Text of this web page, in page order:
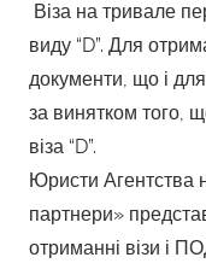
Віза на тривале
виду “D”. Для
документи, що і
за винятком того,
віза “D”.
Юристи Агентства
партнери»
отриманні візи і